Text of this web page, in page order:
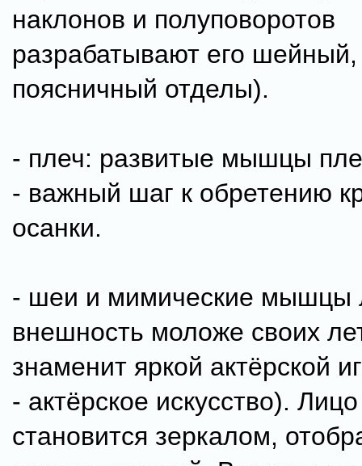
наклонов и полуповоротов
разрабатывают его шейный,
поясничный отделы).
- плеч: развитые мышцы
- важный шаг к обретению
осанки.
- шеи и мимические мышцы
внешность моложе своих
знаменит яркой актёрской
- актёрское искусство).
становится зеркалом,